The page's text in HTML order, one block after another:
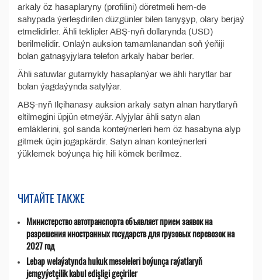
arkaly öz hasaplaryny (profilini) döretmeli hem-de
sahypada ýerleşdirilen düzgünler bilen tanyşyp, olary berjaý
etmelidirler. Ähli teklipler ABŞ-nyň dollarynda (USD)
berilmelidir. Onlaýn auksion tamamlanandan soň ýeňiji
bolan gatnaşyjylara telefon arkaly habar berler.
Ähli satuwlar gutarnykly hasaplanýar we ähli harytlar bar
bolan ýagdaýynda satylýar.
ABŞ-nyň Ilçihanasy auksion arkaly satyn alnan harytlaryň
eltilmegini üpjün etmeýär. Alyjylar ähli satyn alan
emläklerini, şol sanda konteýnerleri hem öz hasabyna alyp
gitmek üçin jogapkärdir. Satyn alnan konteýnerleri
ýüklemek boýunça hiç hili kömek berilmez.
ЧИТАЙТЕ ТАКЖЕ
Министерство автотранспорта объявляет прием заявок на
разрешения иностранных государств для грузовых перевозок на
2027 год
Lebap welaýatynda hukuk meseleleri boýunça raýatlaryň
jemgyýetçilik kabul edişligi geçiriler